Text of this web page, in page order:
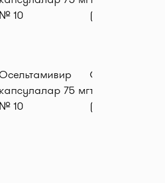
капсулалар 75 мг
№ 10
Отипакс
тамшылар 15 мл
(16 гр)